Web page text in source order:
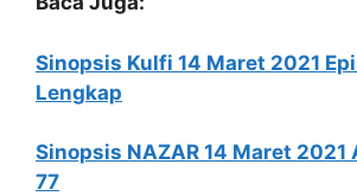
Sinopsis Kulfi 14 Maret 2021
Lengkap
Sinopsis NAZAR 14 Maret 2021
77